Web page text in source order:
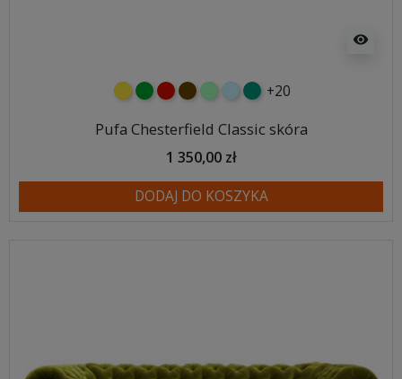
visibility
żółtyzielonyczerwony
czekoladowy
miętowybłękitny
turkusowy
+20
Pufa Chesterfield Classic skóra
1 350,00 zł
DODAJ DO KOSZYKA